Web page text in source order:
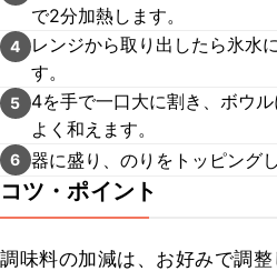
で2分加熱します。
4
レンジから取り出したら氷水
す。
5
4を手で一口大に割き、ボウ
よく和えます。
6 器に盛り、のりをトッピング
コツ・ポイント
調味料の加減は、お好みで調整